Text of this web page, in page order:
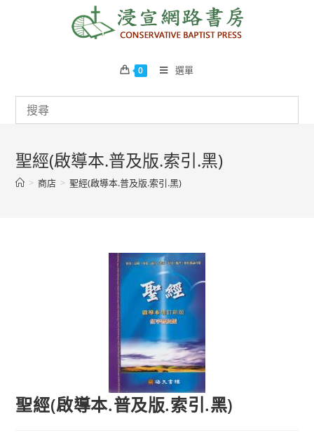
0 選單
聖經(啟導本.普及版.索引.黑)
> 商店 > 聖經(啟導本.普及版.索引.黑)
聖經(啟導本.普及版.索引.黑)